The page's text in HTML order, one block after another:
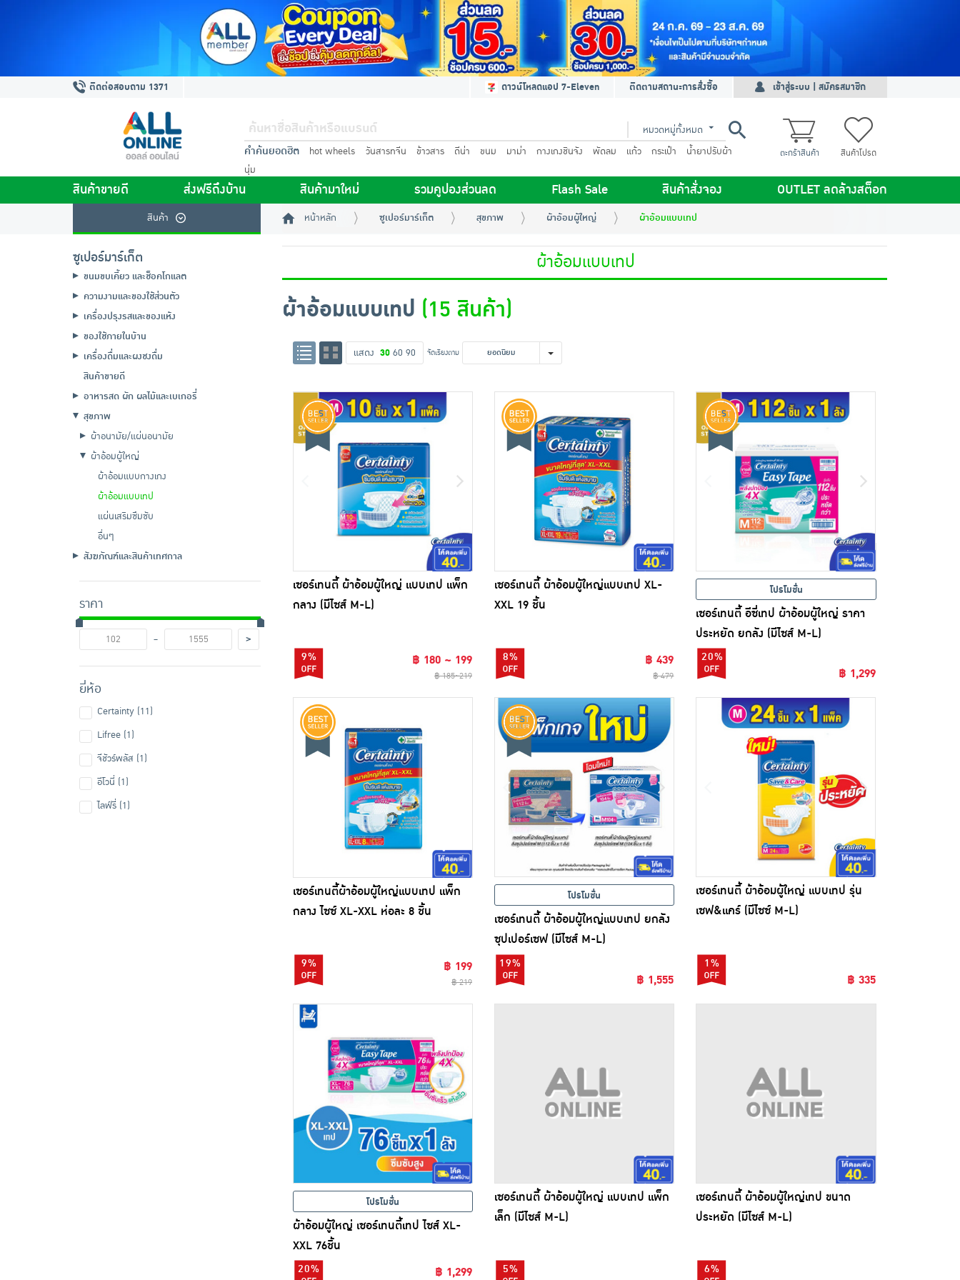
ติดต่อสอบถาม 1371 ดาวน์โหลดแอป 7-Eleven ติดตามสถานะการสั่งซื้อ เข้าสู่ระบบ | สมัครสมาชิก
หมวดหมู่ทั้งหมด
คำค้นยอดฮิต hot wheels วันสารทจีน ข้าวสาร ดีน่า ขนม มาม่า กางเกงชินจัง พัดลม แก้ว กระเป๋า
น้ำยาปรับผ้า
นุ่ม
ตะกร้าสินค้า สินค้าโปรด
สินค้าขายดี ส่งฟรีถึงบ้าน สินค้ามาใหม่ รวมคูปองส่วนลด Flash Sale สินค้าสั่งจอง OUTLET ลดล้างสต็อก
สินค้า หน้าหลัก ซูเปอร์มาร์เก็ต สุขภาพ ผ้าอ้อมผู้ใหญ่ ผ้าอ้อมแบบเทป
ซูเปอร์มาร์เก็ต
ขนมขบเคี้ยว และช็อคโกแลต
ความงามและของใช้ส่วนตัว
เครื่องปรุงรสและของแห้ง
ของใช้ภายในบ้าน
เครื่องดื่มและผงชงดื่ม
สินค้าขายดี
อาหารสด ผัก ผลไม้และเบเกอรี่
สุขภาพ
ผ้าอนามัย/แผ่นอนามัย
ผ้าอ้อมผู้ใหญ่
ผ้าอ้อมแบบกางเกง
ผ้าอ้อมแบบเทป
แผ่นเสริมซึมซับ
อื่นๆ
สังฆภัณฑ์และสินค้าเทศกาล
ราคา
-
>
ยี่ห้อ
Certainty (11)
Lifree (1)
จีชัวร์พลัส (1)
อีโวนี่ (1)
ไลฟ์รี่ (1)
ผ้าอ้อมแบบเทป
ผ้าอ้อมแบบเทป (15 สินค้า)
แสดง 30 60 90 จัดเรียงตาม ยอดนิยม
เซอร์เทนตี้ ผ้าอ้อมผู้ใหญ่ แบบเทป แพ็ก
กลาง (มีไซส์ M-L)
9% ฿ 180 ~ 199
฿ 185~219
เซอร์เทนตี้ ผ้าอ้อมผู้ใหญ่แบบเทป XL-
XXL 19 ชิ้น
8% ฿ 439
฿ 479
โปรโมชั่น
เซอร์เทนตี้ อีซี่เทป ผ้าอ้อมผู้ใหญ่ ราคา
ประหยัด ยกลัง (มีไซส์ M-L)
20%
฿ 1,299
เซอร์เทนตี้ผ้าอ้อมผู้ใหญ่แบบเทป แพ็ก
กลาง ไซซ์ XL-XXL ห่อละ 8 ชิ้น
9% ฿ 199
฿ 219
โปรโมชั่น
เซอร์เทนตี้ ผ้าอ้อมผู้ใหญ่แบบเทป ยกลัง
ซุปเปอร์เซฟ (มีไซส์ M-L)
19%
฿ 1,555
เซอร์เทนตี้ ผ้าอ้อมผู้ใหญ่ แบบเทป รุ่น
เซฟ&แคร์ (มีไซซ์ M-L)
1%
฿ 335
โปรโมชั่น
ผ้าอ้อมผู้ใหญ่ เซอร์เทนตี้เทป ไซส์ XL-
XXL 76ชิ้น
20% ฿ 1,299
เซอร์เทนตี้ ผ้าอ้อมผู้ใหญ่ แบบเทป แพ็ก
เล็ก (มีไซส์ M-L)
5%
เซอร์เทนตี้ ผ้าอ้อมผู้ใหญ่เทป ขนาด
ประหยัด (มีไซส์ M-L)
6%